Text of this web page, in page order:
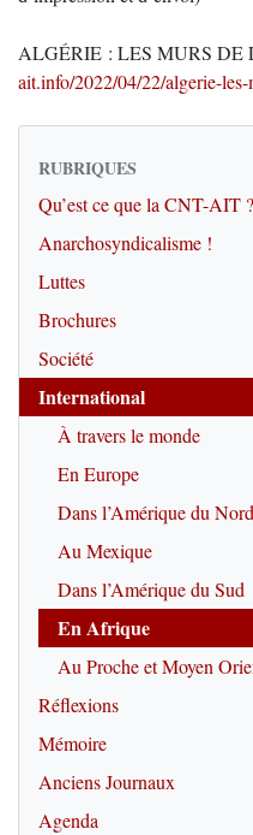
ALGÉRIE : LES MURS DE
ait.info/2022/04/22/algerie-
RUBRIQUES
Qu’est ce que la CNT-AIT ?
Anarchosyndicalisme !
Luttes
Brochures
Société
International
À travers le monde
En Europe
Dans l’Amérique du Nord
Au Mexique
Dans l’Amérique du Sud
En Afrique
Au Proche et Moyen
Réflexions
Mémoire
Anciens Journaux
Agenda